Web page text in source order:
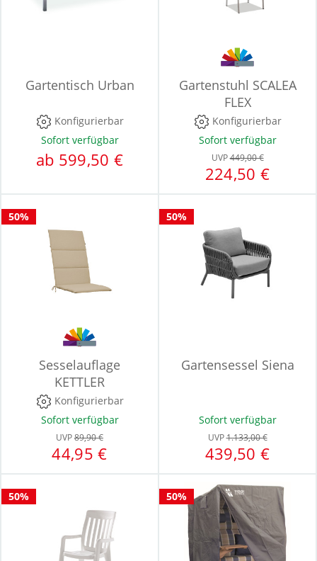
Gartentisch Urban
Konfigurierbar
Sofort verfügbar
ab 599,50 €
Gartenstuhl SCALEA
FLEX
Konfigurierbar
Sofort verfügbar
UVP449,00 €
224,50 €
50%
Sesselauflage
KETTLER
Konfigurierbar
Sofort verfügbar
UVP89,90 €
44,95 €
50%
Gartensessel Siena
Sofort verfügbar
UVP1.133,00 €
439,50 €
50% 50%